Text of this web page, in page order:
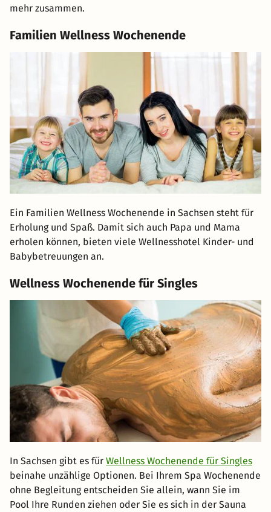
mehr zusammen.
Familien Wellness Wochenende
Ein Familien Wellness Wochenende in Sachsen steht für
Erholung und Spaß. Damit sich auch Papa und Mama
erholen können, bieten viele Wellnesshotel Kinder- und
Babybetreuungen an.
Wellness Wochenende für Singles
In Sachsen gibt es für Wellness Wochenende für Singles
beinahe unzählige Optionen. Bei Ihrem Spa Wochenende
ohne Begleitung entscheiden Sie allein, wann Sie im
Pool Ihre Runden ziehen oder Sie es sich in der Sauna